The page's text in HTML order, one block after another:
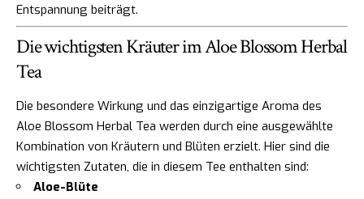
Entspannung beiträgt.
Die wichtigsten Kräuter im Aloe Blossom Herbal
Tea
Die besondere Wirkung und das einzigartige Aroma des
Aloe Blossom Herbal Tea werden durch eine ausgewählte
Kombination von Kräutern und Blüten erzielt. Hier sind die
wichtigsten Zutaten, die in diesem Tee enthalten sind:
Aloe-Blüte